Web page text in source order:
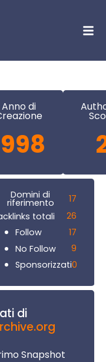
Anno di
Domini di
riferimento
17
totali
26
Follow
17
No Follow
9
Sponsorizzati0
di
Snapshot